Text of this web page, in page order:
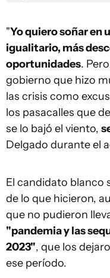
"Yo quiero soñar en
igualitario, más
oportunidades.
gobierno que hizo
las crisis como
los pasacalles que
se lo bajó el viento,
Delgado durante el
El candidato blanco
de lo que hicieron,
que no pudieron
"pandemia y las
2023", que los
ese período.